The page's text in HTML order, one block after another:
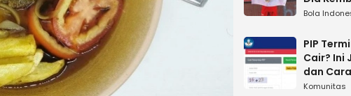
Bola
PIP
Cair? Ini
dan
Tidak
Komunitas